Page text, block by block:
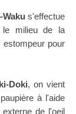
Wakus'effectue
le milieu de la
pour
Doki, on vient
à l'aide
de l'oeil